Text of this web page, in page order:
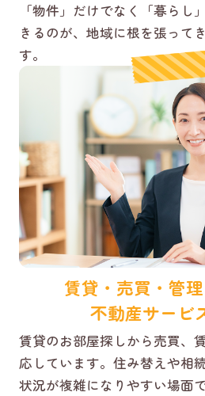
「物件」だけでなく「暮らし
きるのが、地域に根を張って
す。
賃貸・売買・管
不動産サービ
賃貸のお部屋探しから売買、
応しています。住み替えや相
状況が複雑になりやすい場面